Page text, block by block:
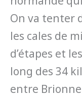
On va tenter
les cales de
d’étapes et
long des 34
entre